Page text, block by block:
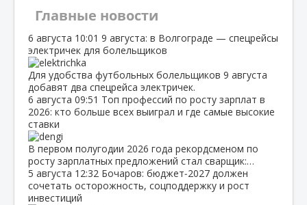
Главные новости
6 августа 10:01 9 августа: в Волгограде — спецрейсы
электричек для болельщиков
Для удобства футбольных болельщиков 9 августа
добавят два спецрейса электричек.
6 августа 09:51 Топ профессий по росту зарплат в
2026: кто больше всех выиграл и где самые высокие
ставки
В первом полугодии 2026 года рекордсменом по
росту зарплатных предложений стал сварщик:…
5 августа 12:32 Бочаров: бюджет‑2027 должен
сочетать осторожность, соцподдержку и рост
инвестиций